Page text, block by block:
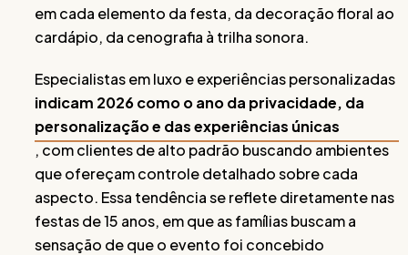
em cada elemento da festa, da decoração floral ao
cardápio, da cenografia à trilha sonora.
Especialistas em luxo e experiências personalizadas
indicam 2026 como o ano da privacidade, da
personalização e das experiências únicas
, com clientes de alto padrão buscando ambientes
que ofereçam controle detalhado sobre cada
aspecto. Essa tendência se reflete diretamente nas
festas de 15 anos, em que as famílias buscam a
sensação de que o evento foi concebido